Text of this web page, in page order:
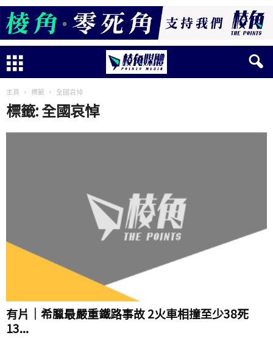
主頁 標籤 全國哀悼
標籤: 全國哀悼
有片│希臘最嚴重鐵路事故 2火車相撞至少38死
13...